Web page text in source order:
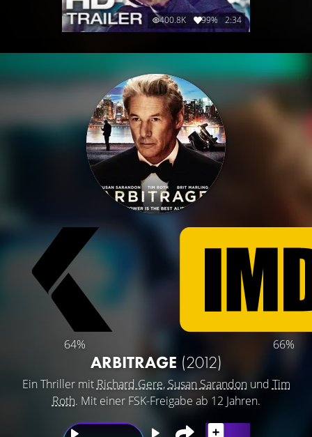
400.8K 99% 2:34
64% 66%
ARBITRAGE (2012)
Ein Thriller mit Richard Gere, Susan Sarandonund Tim
Roth. Mit einer FSK-Freigabe ab 12 Jahren.